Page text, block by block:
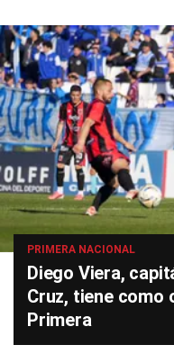
PRIMERA NACIONAL
Diego Viera,
Cruz, tiene como
Primera